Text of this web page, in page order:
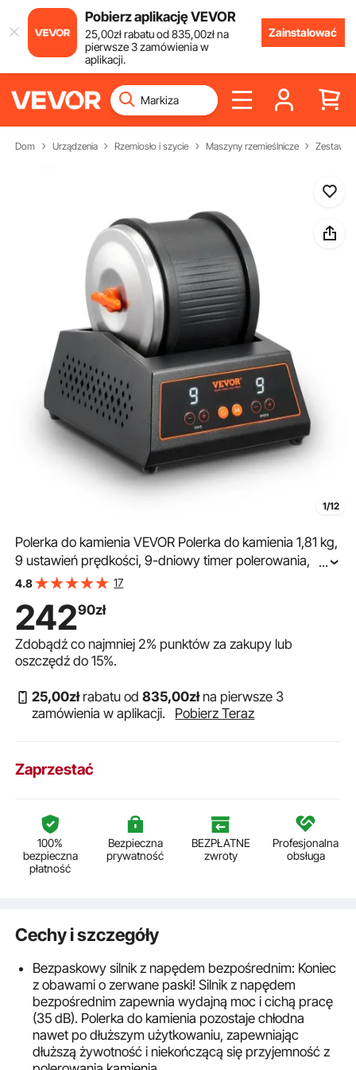
Pobierz aplikację VEVOR
25,00złrabatu od835,00złna
pierwsze 3 zamówienia w
aplikacji.
Zainstalować
Dom Urządzenia Rzemiosło i szycie Maszyny rzemieślnicze Zestawy
1/12
Polerka do kamienia VEVOR Polerka do kamienia 1,81 kg,
9 ustawień prędkości, 9-dniowy timer polerowania,
polerka do kamienia z silnikiem z napędem
...
4.8 17
24290zł
Zdobądź co najmniej2% punktów za zakupy lub
oszczędź do15%.
25,00złrabatu od835,00złna pierwsze 3
zamówienia w aplikacji.
Pobierz Teraz
Zaprzestać
100%
bezpieczna
płatność
Bezpieczna
prywatność
BEZPŁATNE
zwroty
Profesjonalna
obsługa
Cechy i szczegóły
Bezpaskowy silnik z napędem bezpośrednim: Koniec
z obawami o zerwane paski! Silnik z napędem
bezpośrednim zapewnia wydajną moc i cichą pracę
(35 dB). Polerka do kamienia pozostaje chłodna
nawet po dłuższym użytkowaniu, zapewniając
dłuższą żywotność i niekończącą się przyjemność z